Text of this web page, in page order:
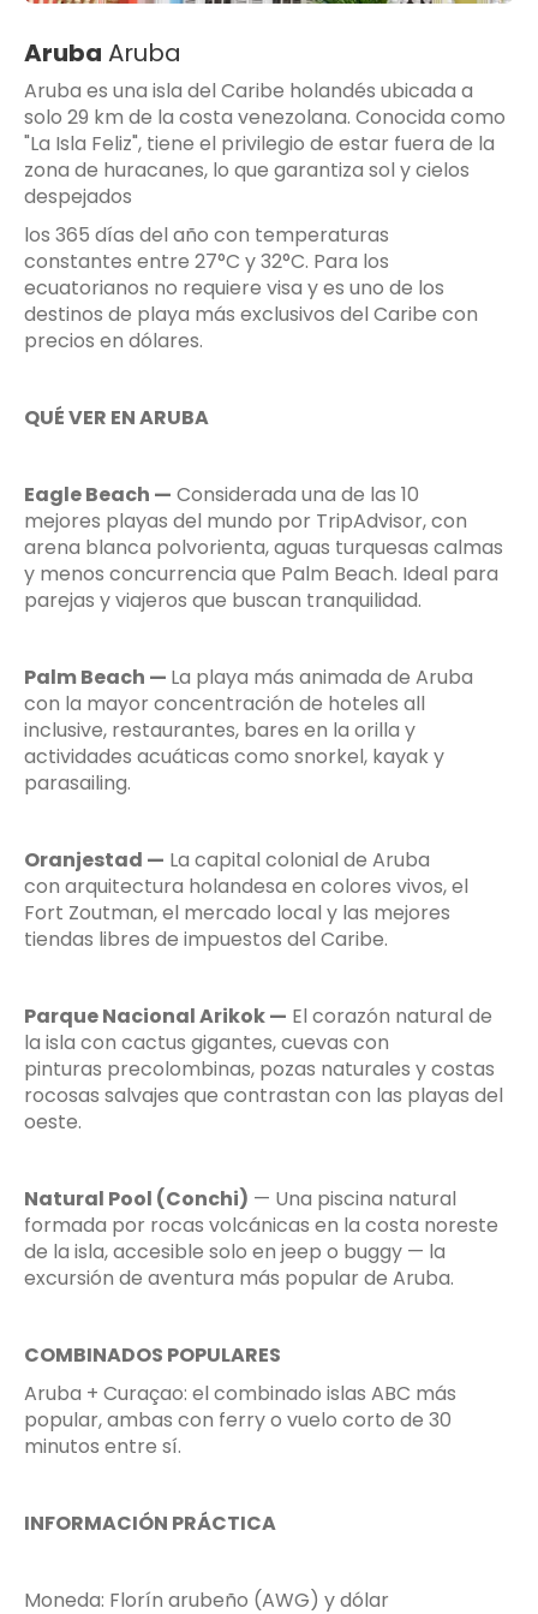
Aruba Aruba
Aruba es una isla del Caribe holandés ubicada a
solo 29 km de la costa venezolana. Conocida como
"La Isla Feliz", tiene el privilegio de estar fuera de la
zona de huracanes, lo que garantiza sol y cielos
despejados
los 365 días del año con temperaturas
constantes entre 27°C y 32°C. Para los
ecuatorianos no requiere visa y es uno de los
destinos de playa más exclusivos del Caribe con
precios en dólares.
QUÉ VER EN ARUBA
Eagle Beach — Considerada una de las 10
mejores playas del mundo por TripAdvisor, con
arena blanca polvorienta, aguas turquesas calmas
y menos concurrencia que Palm Beach. Ideal para
parejas y viajeros que buscan tranquilidad.
Palm Beach — La playa más animada de Aruba
con la mayor concentración de hoteles all
inclusive, restaurantes, bares en la orilla y
actividades acuáticas como snorkel, kayak y
parasailing.
Oranjestad — La capital colonial de Aruba
con arquitectura holandesa en colores vivos, el
Fort Zoutman, el mercado local y las mejores
tiendas libres de impuestos del Caribe.
Parque Nacional Arikok — El corazón natural de
la isla con cactus gigantes, cuevas con
pinturas precolombinas, pozas naturales y costas
rocosas salvajes que contrastan con las playas del
oeste.
Natural Pool (Conchi) — Una piscina natural
formada por rocas volcánicas en la costa noreste
de la isla, accesible solo en jeep o buggy — la
excursión de aventura más popular de Aruba.
COMBINADOS POPULARES
Aruba + Curaçao: el combinado islas ABC más
popular, ambas con ferry o vuelo corto de 30
minutos entre sí.
INFORMACIÓN PRÁCTICA
Moneda: Florín arubeño (AWG) y dólar